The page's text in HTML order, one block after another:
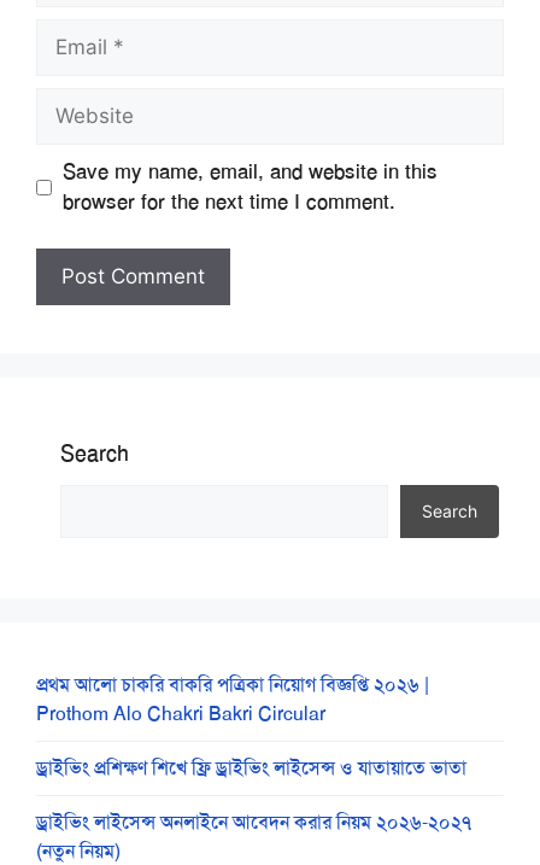
Email
Website
Save my name, email, and website in this
browser for the next time I comment.
Search
Search
প্রথম আলো চাকরি বাকরি পত্রিকা নিয়োগ বিজ্ঞপ্তি ২০২৬ |
Prothom Alo Chakri Bakri Circular
ড্রাইভিং প্রশিক্ষণ শিখে ফ্রি ড্রাইভিং লাইসেন্স ও যাতায়াতে ভাতা
ড্রাইভিং লাইসেন্স অনলাইনে আবেদন করার নিয়ম ২০২৬-২০২৭
(নতুন নিয়ম)